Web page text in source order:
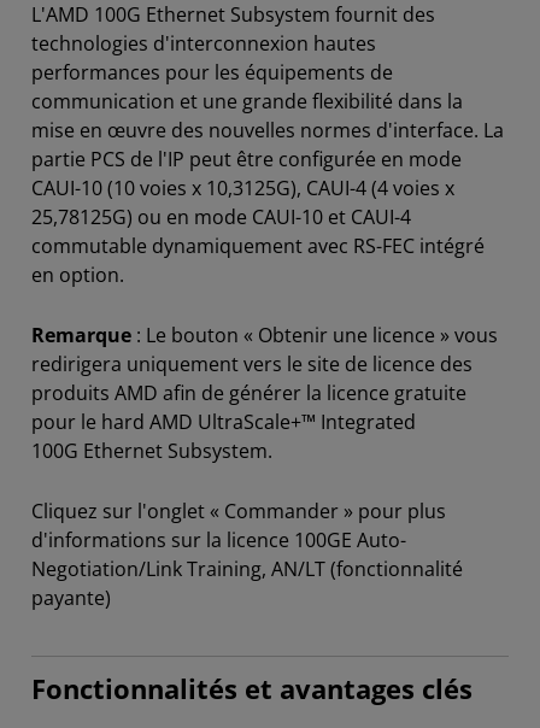
L'AMD 100G Ethernet Subsystem fournit des
technologies d'interconnexion hautes
performances pour les équipements de
communication et une grande flexibilité dans la
mise en œuvre des nouvelles normes d'interface. La
partie PCS de l'IP peut être configurée en mode
CAUI-10 (10 voies x 10,3125G), CAUI-4 (4 voies x
25,78125G) ou en mode CAUI-10 et CAUI-4
commutable dynamiquement avec RS-FEC intégré
en option.
Remarque : Le bouton « Obtenir une licence » vous
redirigera uniquement vers le site de licence des
produits AMD afin de générer la licence gratuite
pour le hard AMD UltraScale+™ Integrated
100G Ethernet Subsystem.
Cliquez sur l'onglet « Commander » pour plus
d'informations sur la licence 100GE Auto-
Negotiation/Link Training, AN/LT (fonctionnalité
payante)
Fonctionnalités et avantages clés